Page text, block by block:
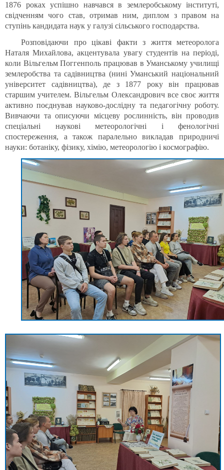
1876 роках успішно навчався в землеробському інституті,
свідченням чого став, отримав ним, диплом з правом на
ступінь кандидата наук у галузі сільського господарства.
Розповідаючи про цікаві факти з життя метеоролога
Наталя Михайлова, акцентувала увагу студентів на періоді,
коли Вільгельм Поггенполь працював в Уманському училищі
землеробства та садівництва (нині Уманський національний
університет садівництва), де з 1877 року він працював
старшим учителем. Вільгельм Олександрович все своє життя
активно поєднував науково-дослідну та педагогічну роботу.
Вивчаючи та описуючи місцеву рослинність, він проводив
спеціальні наукові метеорологічні і фенологічні
спостереження, а також паралельно викладав природничі
науки: ботаніку, фізику, хімію, метеорологію і космографію.